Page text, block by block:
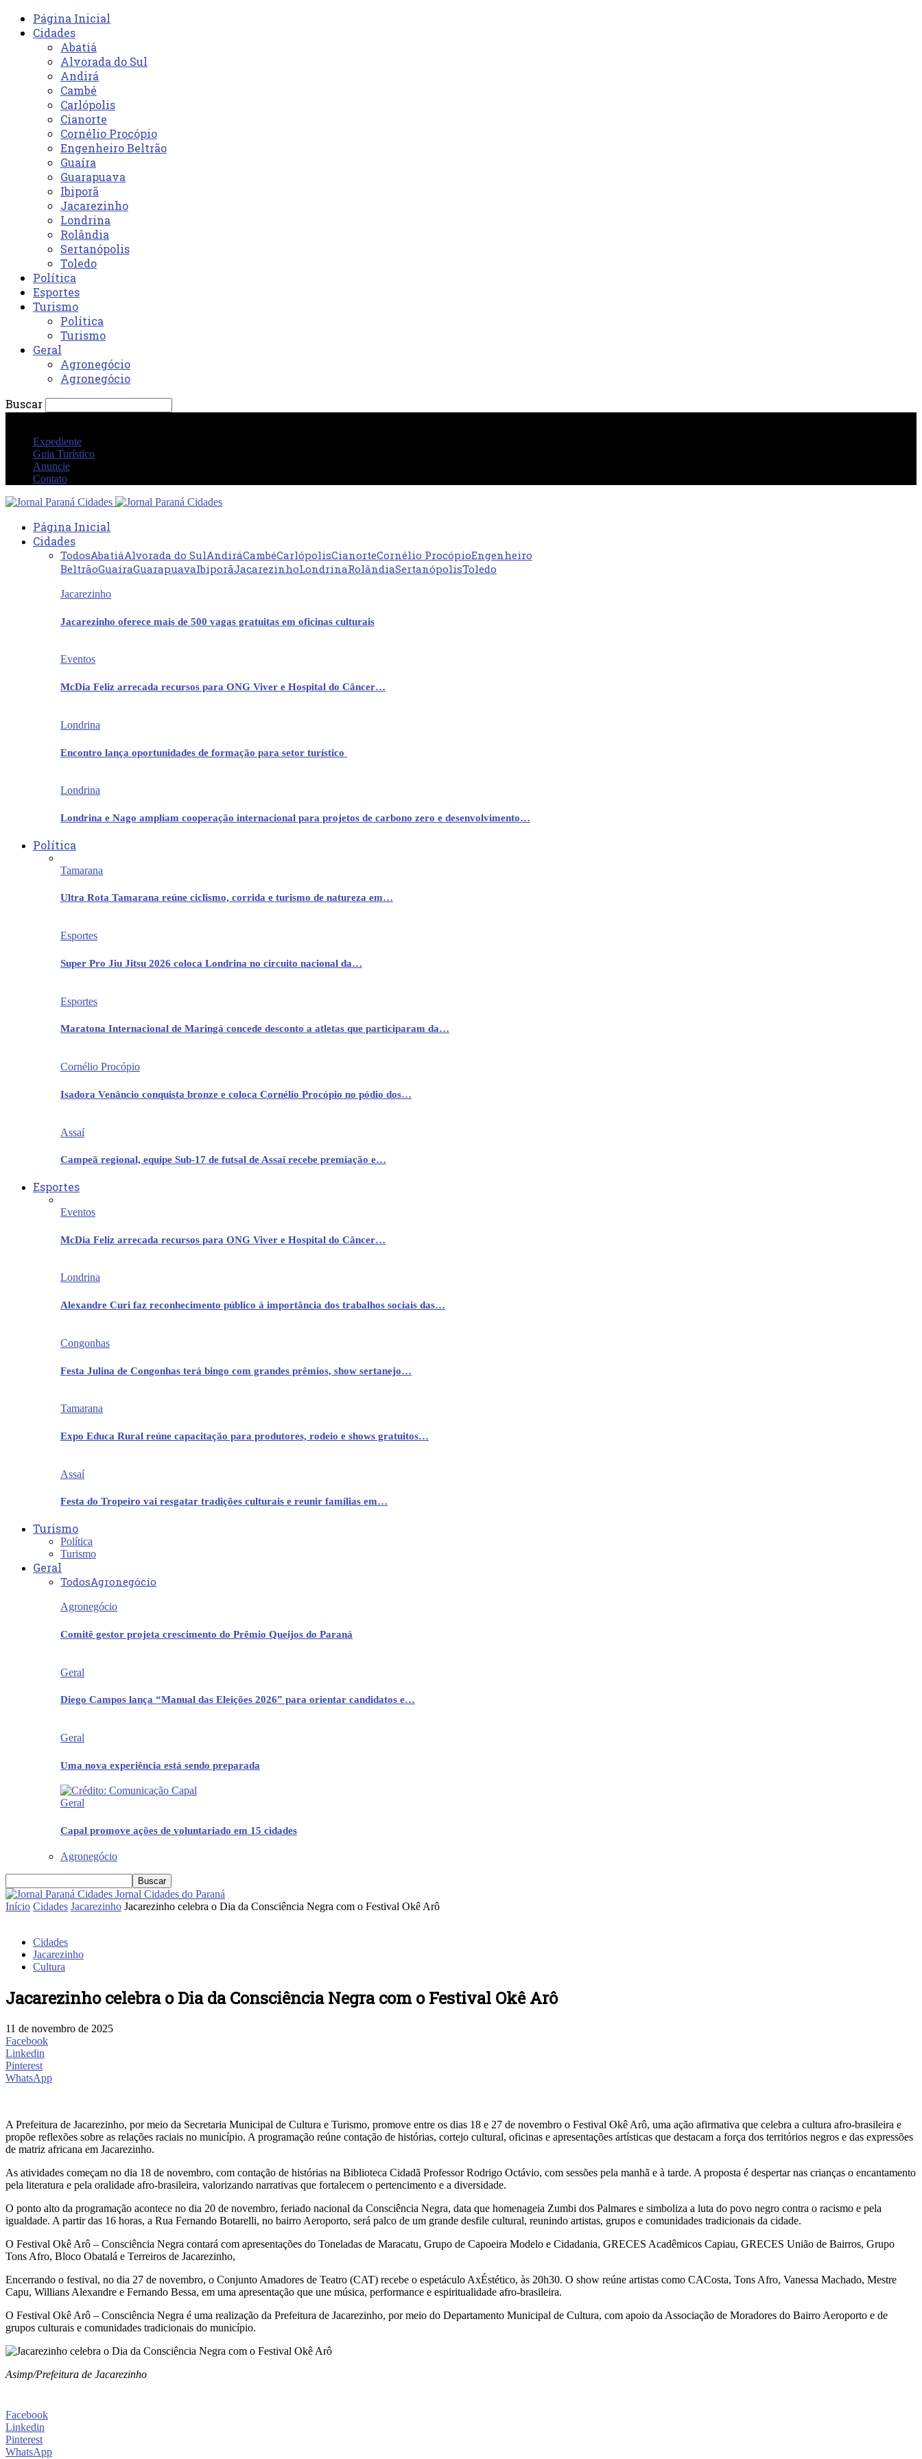
Página Inicial
Cidades
Abatiá
Alvorada do Sul
Andirá
Cambé
Carlópolis
Cianorte
Cornélio Procópio
Engenheiro Beltrão
Guaíra
Guarapuava
Ibiporã
Jacarezinho
Londrina
Rolândia
Sertanópolis
Toledo
Política
Esportes
Turismo
Política
Turismo
Geral
Agronegócio
Agronegócio
Buscar
Expediente
Guia Turístico
Anuncie
Contato
Página Inicial
Cidades
TodosAbatiáAlvorada do SulAndiráCambéCarlópolisCianorteCornélio ProcópioEngenheiro
BeltrãoGuaíraGuarapuavaIbiporãJacarezinhoLondrinaRolândiaSertanópolisToledo
Jacarezinho
Jacarezinho oferece mais de 500 vagas gratuitas em oficinas culturais
Eventos
McDia Feliz arrecada recursos para ONG Viver e Hospital do Câncer…
Londrina
Encontro lança oportunidades de formação para setor turístico
Londrina
Londrina e Nago ampliam cooperação internacional para projetos de carbono zero e desenvolvimento…
Política
Tamarana
Ultra Rota Tamarana reúne ciclismo, corrida e turismo de natureza em…
Esportes
Super Pro Jiu Jitsu 2026 coloca Londrina no circuito nacional da…
Esportes
Maratona Internacional de Maringá concede desconto a atletas que participaram da…
Cornélio Procópio
Isadora Venâncio conquista bronze e coloca Cornélio Procópio no pódio dos…
Assaí
Campeã regional, equipe Sub-17 de futsal de Assaí recebe premiação e…
Esportes
Eventos
McDia Feliz arrecada recursos para ONG Viver e Hospital do Câncer…
Londrina
Alexandre Curi faz reconhecimento público à importância dos trabalhos sociais das…
Congonhas
Festa Julina de Congonhas terá bingo com grandes prêmios, show sertanejo…
Tamarana
Expo Educa Rural reúne capacitação para produtores, rodeio e shows gratuitos…
Assaí
Festa do Tropeiro vai resgatar tradições culturais e reunir famílias em…
Turismo
Política
Turismo
Geral
TodosAgronegócio
Agronegócio
Comitê gestor projeta crescimento do Prêmio Queijos do Paraná
Geral
Diego Campos lança “Manual das Eleições 2026” para orientar candidatos e…
Geral
Uma nova experiência está sendo preparada
Geral
Capal promove ações de voluntariado em 15 cidades
Agronegócio
Jornal Cidades do Paraná
Início Cidades Jacarezinho Jacarezinho celebra o Dia da Consciência Negra com o Festival Okê Arô
Cidades
Jacarezinho
Cultura
Jacarezinho celebra o Dia da Consciência Negra com o Festival Okê Arô
11 de novembro de 2025
Facebook
Linkedin
Pinterest
WhatsApp
A Prefeitura de Jacarezinho, por meio da Secretaria Municipal de Cultura e Turismo, promove entre os dias 18 e 27 de novembro o Festival Okê Arô, uma ação afirmativa que celebra a cultura afro-brasileira e
propõe reflexões sobre as relações raciais no município. A programação reúne contação de histórias, cortejo cultural, oficinas e apresentações artísticas que destacam a força dos territórios negros e das expressões
de matriz africana em Jacarezinho.
As atividades começam no dia 18 de novembro, com contação de histórias na Biblioteca Cidadã Professor Rodrigo Octávio, com sessões pela manhã e à tarde. A proposta é despertar nas crianças o encantamento
pela literatura e pela oralidade afro-brasileira, valorizando narrativas que fortalecem o pertencimento e a diversidade.
O ponto alto da programação acontece no dia 20 de novembro, feriado nacional da Consciência Negra, data que homenageia Zumbi dos Palmares e simboliza a luta do povo negro contra o racismo e pela
igualdade. A partir das 16 horas, a Rua Fernando Botarelli, no bairro Aeroporto, será palco de um grande desfile cultural, reunindo artistas, grupos e comunidades tradicionais da cidade.
O Festival Okê Arô – Consciência Negra contará com apresentações do Toneladas de Maracatu, Grupo de Capoeira Modelo e Cidadania, GRECES Acadêmicos Capiau, GRECES União de Bairros, Grupo
Tons Afro, Bloco Obatalá e Terreiros de Jacarezinho,
Encerrando o festival, no dia 27 de novembro, o Conjunto Amadores de Teatro (CAT) recebe o espetáculo AxÉstético, às 20h30. O show reúne artistas como CACosta, Tons Afro, Vanessa Machado, Mestre
Capu, Willians Alexandre e Fernando Bessa, em uma apresentação que une música, performance e espiritualidade afro-brasileira.
O Festival Okê Arô – Consciência Negra é uma realização da Prefeitura de Jacarezinho, por meio do Departamento Municipal de Cultura, com apoio da Associação de Moradores do Bairro Aeroporto e de
grupos culturais e comunidades tradicionais do município.
Asimp/Prefeitura de Jacarezinho
Facebook
Linkedin
Pinterest
WhatsApp